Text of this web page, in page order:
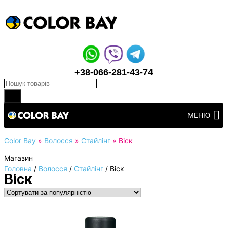
+38-066-281-43-74
Products search
до
вмісту
МЕНЮ
Color Bay » Волосся » Стайлінг » Віск
Магазин
Головна / Волосся / Стайлінг / Віск
Віск